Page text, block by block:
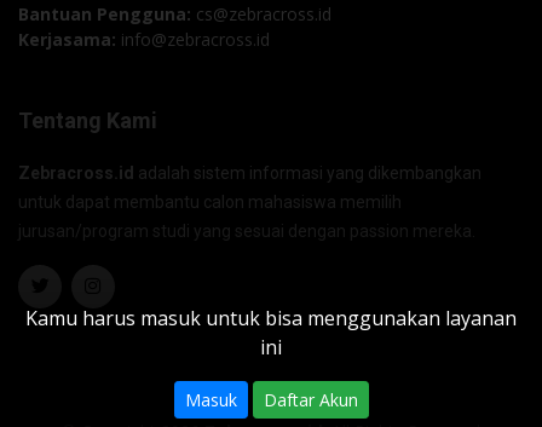
Kamu harus masuk untuk bisa menggunakan layanan
ini
Masuk Daftar Akun
Bantuan Pengguna: cs@zebracross.id
Kerjasama: info@zebracross.id
Tentang Kami
Zebracross.id adalah sistem informasi yang dikembangkan
untuk dapat membantu calon mahasiswa memilih
jurusan/program studi yang sesuai dengan passion mereka.